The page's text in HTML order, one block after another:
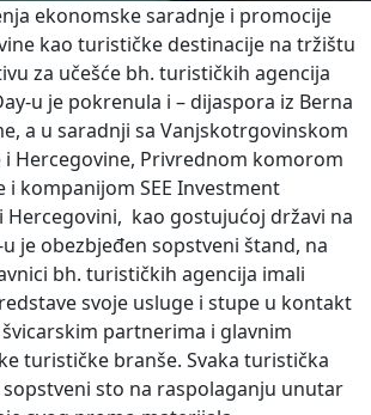
ekonomske saradnje i promocije
kao turističke destinacije na tržištu
za učešće bh. turističkih agencija
u je pokrenula i – dijaspora iz Berna
a u saradnji sa Vanjskotrgovinskom
Hercegovine, Privrednom komorom
i kompanijom SEE Investment
Hercegovini, kao gostujućoj državi na
u je obezbjeđen sopstveni štand, na
bh. turističkih agencija imali
svoje usluge i stupe u kontakt
partnerima i glavnim
turističke branše. Svaka turistička
sto na raspolaganju unutar